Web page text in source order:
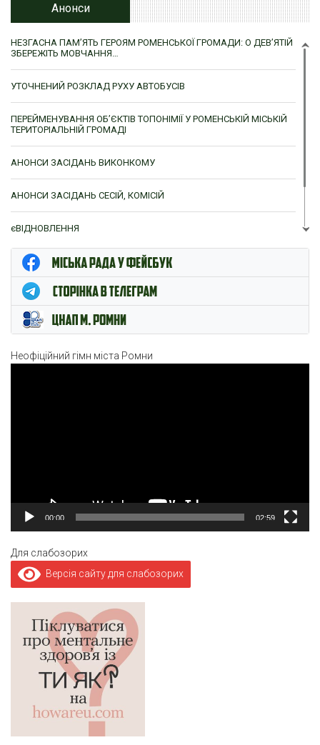
Анонси
НЕЗГАСНА ПАМ’ЯТЬ ГЕРОЯМ РОМЕНСЬКОЇ ГРОМАДИ: О ДЕВ’ЯТІЙ
ЗБЕРЕЖІТЬ МОВЧАННЯ…
УТОЧНЕНИЙ РОЗКЛАД РУХУ АВТОБУСІВ
ПЕРЕЙМЕНУВАННЯ ОБ’ЄКТІВ ТОПОНІМІЇ У РОМЕНСЬКІЙ МІСЬКІЙ
ТЕРИТОРІАЛЬНІЙ ГРОМАДІ
АНОНСИ ЗАСІДАНЬ ВИКОНКОМУ
АНОНСИ ЗАСІДАНЬ СЕСІЙ, КОМІСІЙ
єВІДНОВЛЕННЯ
ЦНАП м. Ромни
Неофіційний гімн міста Ромни
00:00 02:59
Для слабозорих
Версія сайту для слабозорих